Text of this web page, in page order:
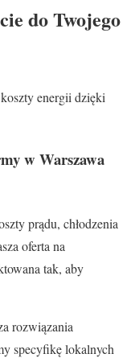
do Twojego
energii dzięki
w Warszawa
prądu, chłodzenia
oferta na
tak, aby
rozwiązania
specyfikę lokalnych